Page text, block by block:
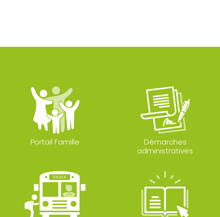
Portail Famille
Démarches
administratives